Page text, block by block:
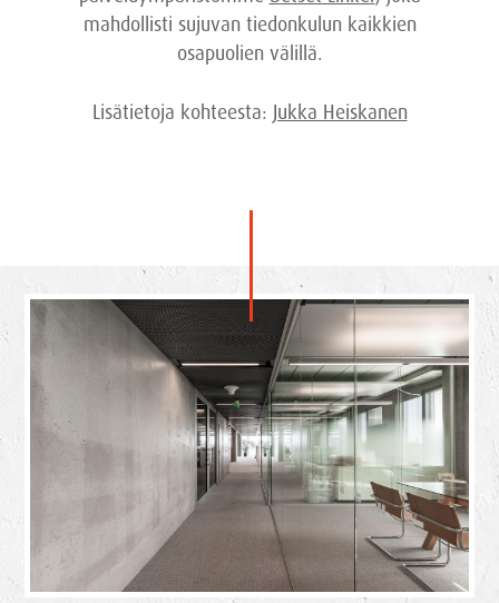
mahdollisti sujuvan tiedonkulun kaikkien
osapuolien välillä.
Lisätietoja kohteesta: Jukka Heiskanen